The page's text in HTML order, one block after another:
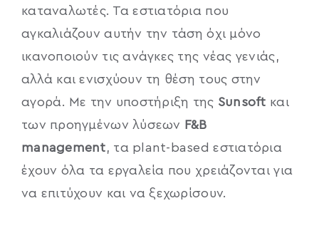
καταναλωτές. Τα εστιατόρια που
αγκαλιάζουν αυτήν την τάση όχι μόνο
ικανοποιούν τις ανάγκες της νέας γενιάς,
αλλά και ενισχύουν τη θέση τους στην
αγορά. Με την υποστήριξη της Sunsoft και
των προηγμένων λύσεων
F&B
management, τα plant-based εστιατόρια
έχουν όλα τα εργαλεία που χρειάζονται για
να επιτύχουν και να ξεχωρίσουν.